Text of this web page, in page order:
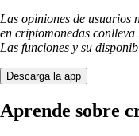
Las opiniones de usuarios
en criptomonedas
Las funciones y su
Descarga la app
Aprende sobre